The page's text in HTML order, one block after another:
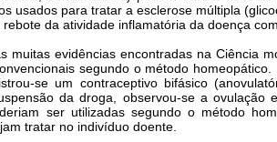
usados para tratar a esclerose múltipla
da atividade inflamatória da doença
muitas evidências encontradas na Ciência
segundo o método
se um contraceptivo bifásico
da droga, observou-se a
ser utilizadas segundo o método
tratar no indivíduo doente.